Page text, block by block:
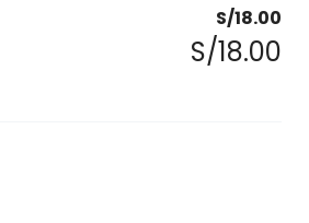
S/18.00
S/18.00